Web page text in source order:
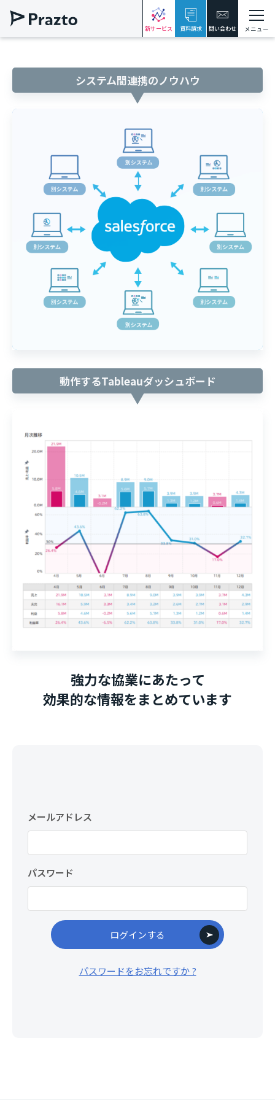
新サービス 資料請求 問い合わせ メニュー
システム間連携のノウハウ
動作するTableauダッシュボード
強力な協業にあたって
効果的な情報をまとめています
メールアドレス
パスワード
パスワードをお忘れですか ?